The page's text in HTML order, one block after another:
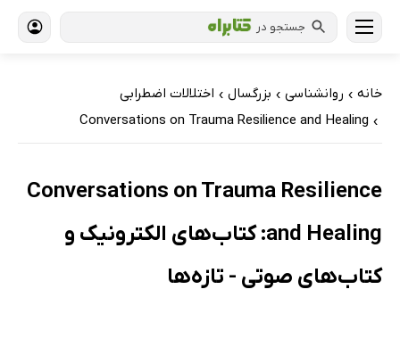
جستجو در
خانه › روانشناسی › بزرگسال › اختلالات اضطرابی
›
Conversations on Trauma Resilience and Healing
Conversations on Trauma Resilience
and Healing: کتاب‌های الکترونیک و
کتاب‌های صوتی - تازه‌ها